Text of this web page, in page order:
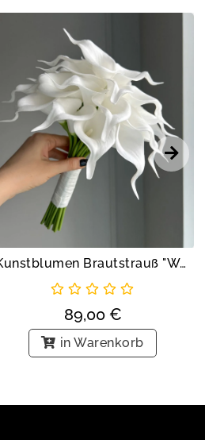
Kunstblumen Brautstrauß "Weiße Callas"
89,00 €
in Warenkorb